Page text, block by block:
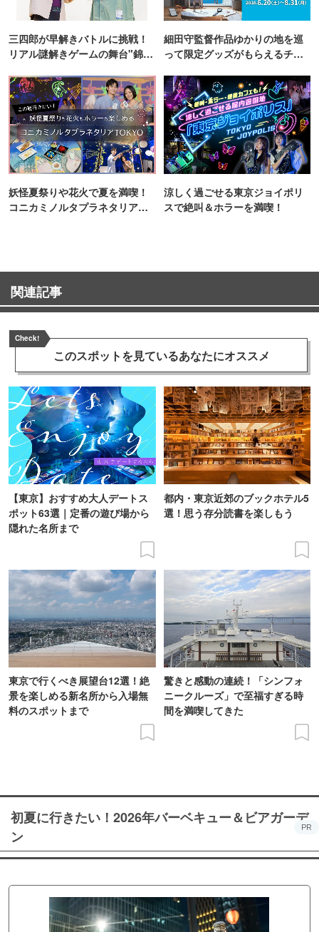
三四郎が早解きバトルに挑戦！
リアル謎解きゲームの舞台"錦糸
細田守監督作品ゆかりの地を巡
って限定グッズがもらえるチャ
妖怪夏祭りや花火で夏を満喫！
コニカミノルタプラネタリア
涼しく過ごせる東京ジョイポリ
スで絶叫＆ホラーを満喫！
関連記事
Check!
このスポットを見ているあなたにオススメ
【東京】おすすめ大人デートス
ポット63選｜定番の遊び場から
隠れた名所まで
都内・東京近郊のブックホテル5
選！思う存分読書を楽しもう
東京で行くべき展望台12選！絶
景を楽しめる新名所から入場無
料のスポットまで
驚きと感動の連続！「シンフォ
ニークルーズ」で至福すぎる時
間を満喫してきた
初夏に行きたい！2026年バーベキュー＆ビアガーデ
ン
PR